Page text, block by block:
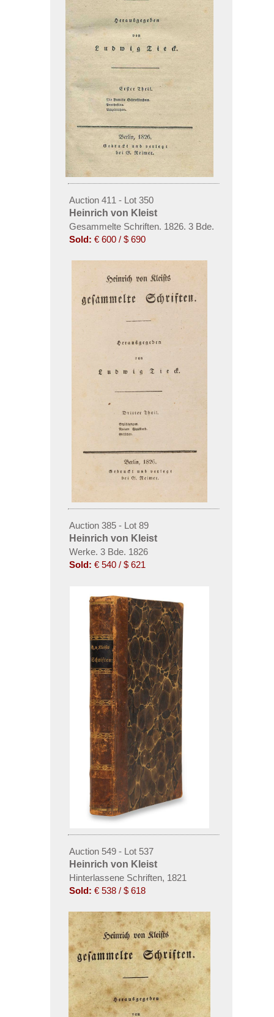
Auction 411 - Lot 350
Heinrich von Kleist
Gesammelte Schriften. 1826. 3 Bde.
Sold: € 600 / $ 690
Auction 385 - Lot 89
Heinrich von Kleist
Werke. 3 Bde. 1826
Sold: € 540 / $ 621
Auction 549 - Lot 537
Heinrich von Kleist
Hinterlassene Schriften, 1821
Sold: € 538 / $ 618